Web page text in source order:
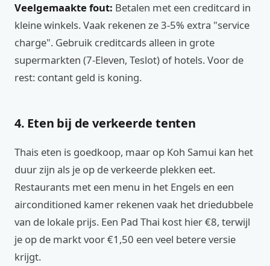
Veelgemaakte fout: Betalen met een creditcard in
kleine winkels. Vaak rekenen ze 3-5% extra "service
charge". Gebruik creditcards alleen in grote
supermarkten (7-Eleven, Teslot) of hotels. Voor de
rest: contant geld is koning.
4. Eten bij de verkeerde tenten
Thais eten is goedkoop, maar op Koh Samui kan het
duur zijn als je op de verkeerde plekken eet.
Restaurants met een menu in het Engels en een
airconditioned kamer rekenen vaak het driedubbele
van de lokale prijs. Een Pad Thai kost hier €8, terwijl
je op de markt voor €1,50 een veel betere versie
krijgt.